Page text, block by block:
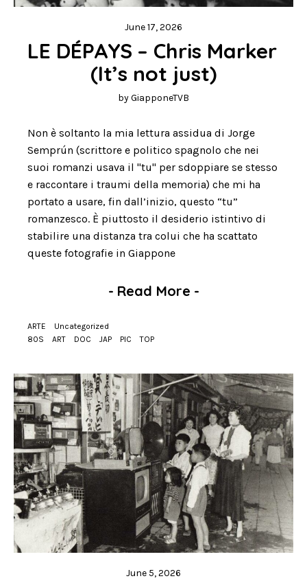
June 17, 2026
LE DÉPAYS – Chris Marker
(It’s not just)
byGiapponeTVB
Non è soltanto la mia lettura assidua di Jorge
Semprún (scrittore e politico spagnolo che nei
suoi romanzi usava il "tu" per sdoppiare se stesso
e raccontare i traumi della memoria) che mi ha
portato a usare, fin dall’inizio, questo “tu”
romanzesco. È piuttosto il desiderio istintivo di
stabilire una distanza tra colui che ha scattato
queste fotografie in Giappone
- Read More -
ARTE
Uncategorized
80S
ART DOC JAP PIC TOP
June 5, 2026